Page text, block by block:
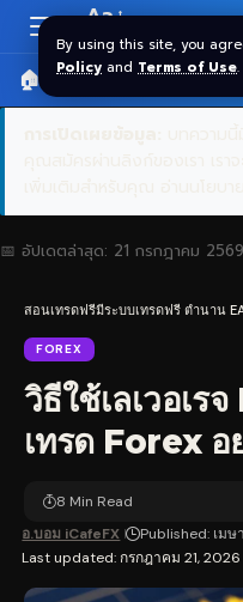
By using this site, you
Policy and Terms of Use.
Resizer
Aa
🏠 หน้าแรก ราคาทอง
📅 อัปเดตล่าสุด: 21 กรกฎาคม 2569
สอนเทรดฟรีมีระบบเทรดฟรี ตำนาน
FOREX
วิธีใช้เลเวอเ
เทรด Forex อ
Last updated: กรกฎาคม 21,
อ.บอม iCafeFX Published: เม
8 Min Read